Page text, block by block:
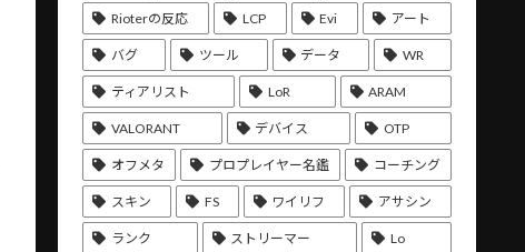
Rioterの反応 LCP Evi アート
バグ ツール データ WR
ティアリスト LoR ARAM
VALORANT デバイス OTP
オフメタ プロプレイヤー名鑑 コーチング
スキン FS ワイリフ アサシン
ランク ストリーマー Lo